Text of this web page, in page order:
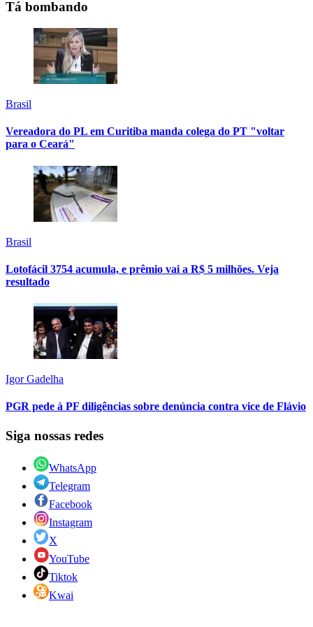
Tá bombando
Brasil
Vereadora do PL em Curitiba manda colega do PT "voltar
para o Ceará"
Brasil
Lotofácil 3754 acumula, e prêmio vai a R$ 5 milhões. Veja
resultado
Igor Gadelha
PGR pede à PF diligências sobre denúncia contra vice de Flávio
Siga nossas redes
WhatsApp
Telegram
Facebook
Instagram
X
YouTube
Tiktok
Kwai